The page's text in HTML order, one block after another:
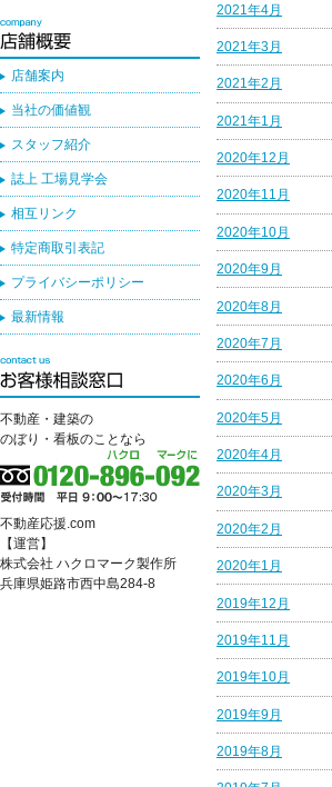
2021年4月
2021年3月
2021年2月
2021年1月
2020年12月
2020年11月
2020年10月
2020年9月
2020年8月
2020年7月
2020年6月
2020年5月
2020年4月
2020年3月
2020年2月
2020年1月
2019年12月
2019年11月
2019年10月
2019年9月
2019年8月
店舗案内
当社の価値観
スタッフ紹介
誌上 工場見学会
相互リンク
特定商取引表記
プライバシーポリシー
最新情報
不動産・建築の
のぼり・看板のことなら
不動産応援.com
【運営】
株式会社 ハクロマーク製作所
兵庫県姫路市西中島284-8